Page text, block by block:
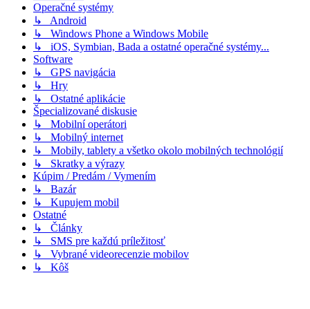
Operačné systémy
↳ Android
↳ Windows Phone a Windows Mobile
↳ iOS, Symbian, Bada a ostatné operačné systémy...
Software
↳ GPS navigácia
↳ Hry
↳ Ostatné aplikácie
Špecializované diskusie
↳ Mobilní operátori
↳ Mobilný internet
↳ Mobily, tablety a všetko okolo mobilných technológií
↳ Skratky a výrazy
Kúpim / Predám / Vymením
↳ Bazár
↳ Kupujem mobil
Ostatné
↳ Články
↳ SMS pre každú príležitosť
↳ Vybrané videorecenzie mobilov
↳ Kôš